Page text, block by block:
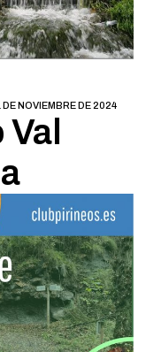
DE NOVIEMBRE DE 2024